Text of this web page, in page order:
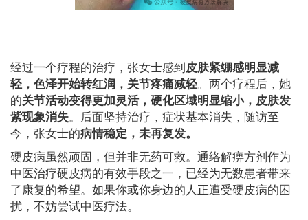
经过一个疗程的治疗，张女士感到皮肤紧绷感明显减
轻，色泽开始转红润，关节疼痛减轻。两个疗程后，她
的关节活动变得更加灵活，硬化区域明显缩小，皮肤发
紫现象消失。后面坚持治疗，症状基本消失，随访至
今，张女士的病情稳定，未再复发。
硬皮病虽然顽固，但并非无药可救。通络解痹方剂作为
中医治疗硬皮病的有效手段之一，已经为无数患者带来
了康复的希望。如果你或你身边的人正遭受硬皮病的困
扰，不妨尝试中医疗法。